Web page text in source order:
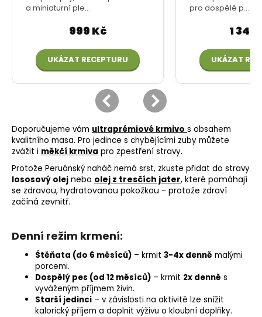
Doporučujeme vám ultraprémiové krmivo s obsahem
kvalitního masa. Pro jedince s chybějícími zuby můžete
zvážit i měkčí krmiva pro zpestření stravy.
Protože Peruánský naháč nemá srst, zkuste přidat do stravy
lososový olej nebo olej z tresčích jater, které pomáhají
se zdravou, hydratovanou pokožkou - protože zdraví
začíná zevnitř.
Denní režim krmení:
Štěňata (do 6 měsíců) – krmit 3-4x denně malými
porcemi.
Dospělý pes (od 12 měsíců) – krmit 2x denně s
vyváženým příjmem živin.
Starší jedinci – v závislosti na aktivitě lze snížit
kalorický příjem a doplnit výživu o kloubní doplňky.